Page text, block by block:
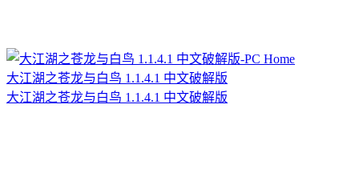
大江湖之苍龙与白鸟 1.1.4.1 中文破解版
大江湖之苍龙与白鸟 1.1.4.1 中文破解版